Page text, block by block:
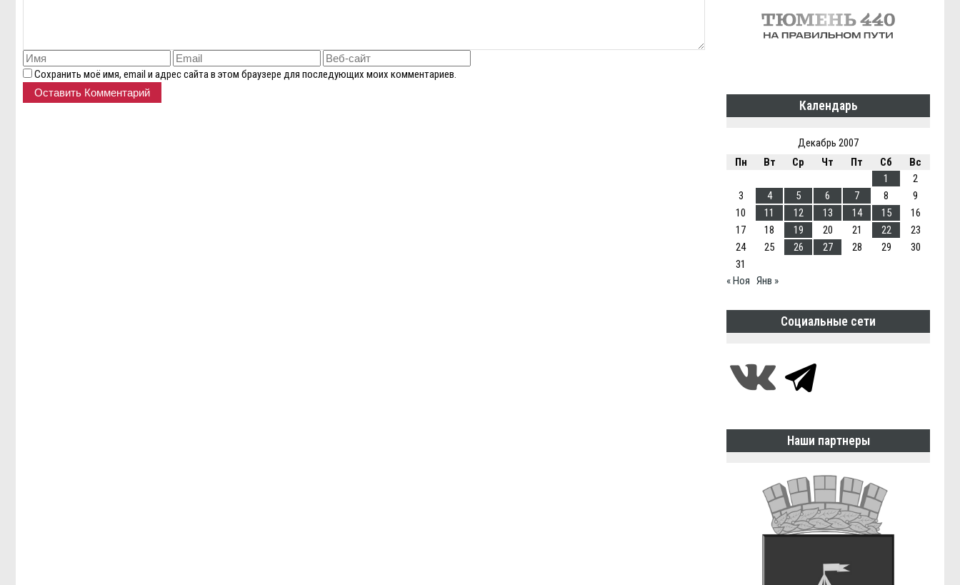
Сохранить моё имя, email и адрес сайта в этом браузере для последующих моих комментариев.
Календарь
Декабрь 2007
Пн
Вт Ср Чт Пт Сб
Вс
1
2
3
4 5 6 7 8
9
10
11 12 13 14 15
16
17
18 19 20 21 22
23
24
25 26 27 28 29
30
31
« Ноя Янв »
Социальные сети
Наши партнеры